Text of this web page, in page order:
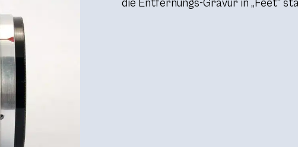
die Entfernungs-Gravur in „Feet“